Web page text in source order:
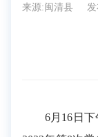
来源:闽清县 发
6月16日下